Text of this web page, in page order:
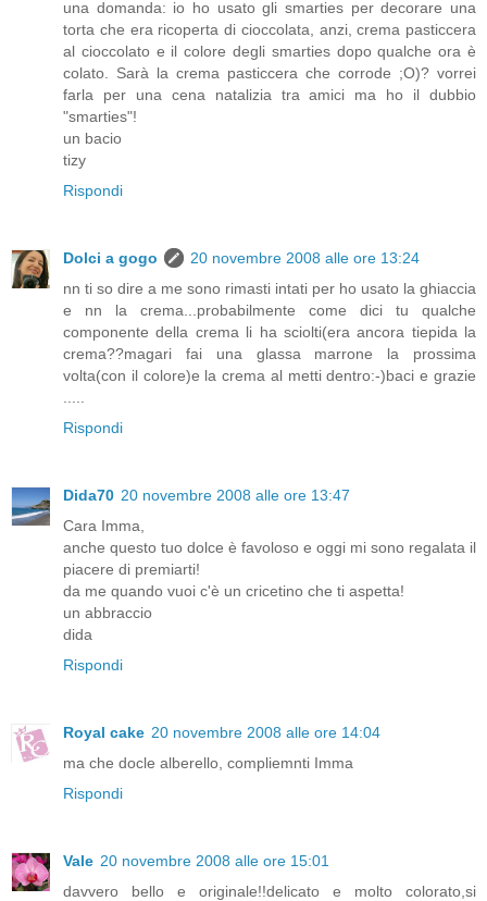
una domanda: io ho usato gli smarties per decorare una
torta che era ricoperta di cioccolata, anzi, crema pasticcera
al cioccolato e il colore degli smarties dopo qualche ora è
colato. Sarà la crema pasticcera che corrode ;O)? vorrei
farla per una cena natalizia tra amici ma ho il dubbio
"smarties"!
un bacio
tizy
Rispondi
Dolci a gogo
20 novembre 2008 alle ore 13:24
nn ti so dire a me sono rimasti intati per ho usato la ghiaccia
e nn la crema...probabilmente come dici tu qualche
componente della crema li ha sciolti(era ancora tiepida la
crema??magari fai una glassa marrone la prossima
volta(con il colore)e la crema al metti dentro:-)baci e grazie
Rispondi
Dida70 20 novembre 2008 alle ore 13:47
Cara Imma,
anche questo tuo dolce è favoloso e oggi mi sono regalata il
piacere di premiarti!
da me quando vuoi c'è un cricetino che ti aspetta!
un abbraccio
dida
Rispondi
Royal cake 20 novembre 2008 alle ore 14:04
ma che docle alberello, compliemnti Imma
Rispondi
Vale 20 novembre 2008 alle ore 15:01
davvero bello e originale!!delicato e molto colorato,si